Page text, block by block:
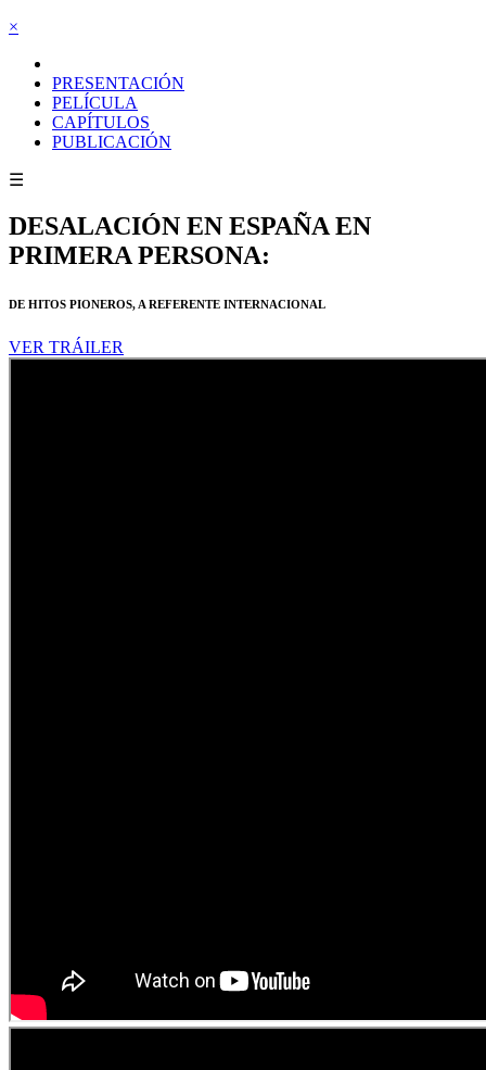
×
PRESENTACIÓN
PELÍCULA
CAPÍTULOS
PUBLICACIÓN
☰
DESALACIÓN EN ESPAÑA EN
PRIMERA PERSONA:
DE HITOS PIONEROS, A REFERENTE INTERNACIONAL
VER TRÁILER